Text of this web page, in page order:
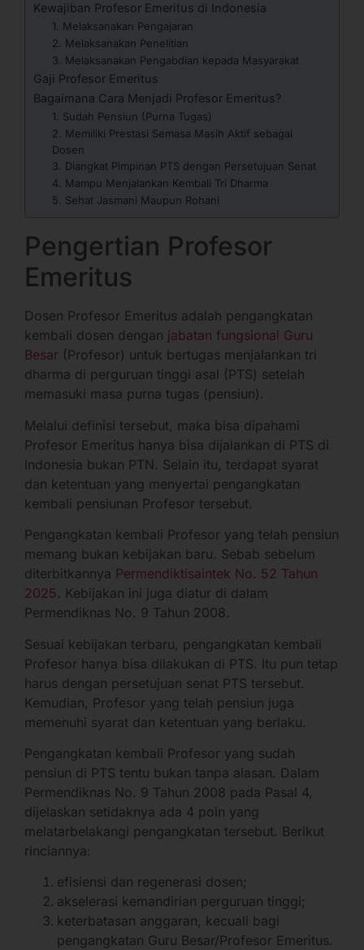
Kewajiban Profesor Emeritus di Indonesia
1. Melaksanakan Pengajaran
2. Melaksanakan Penelitian
3. Melaksanakan Pengabdian kepada Masyarakat
Gaji Profesor Emeritus
Bagaimana Cara Menjadi Profesor Emeritus?
1. Sudah Pensiun (Purna Tugas)
2. Memiliki Prestasi Semasa Masih Aktif sebagai
Dosen
3. Diangkat Pimpinan PTS dengan Persetujuan Senat
4. Mampu Menjalankan Kembali Tri Dharma
5. Sehat Jasmani Maupun Rohani
Pengertian Profesor
Emeritus
Dosen Profesor Emeritus adalah pengangkatan
kembali dosen dengan jabatan fungsional Guru
Besar (Profesor) untuk bertugas menjalankan tri
dharma di perguruan tinggi asal (PTS) setelah
memasuki masa purna tugas (pensiun).
Melalui definisi tersebut, maka bisa dipahami
Profesor Emeritus hanya bisa dijalankan di PTS di
Indonesia bukan PTN. Selain itu, terdapat syarat
dan ketentuan yang menyertai pengangkatan
kembali pensiunan Profesor tersebut.
Pengangkatan kembali Profesor yang telah pensiun
memang bukan kebijakan baru. Sebab sebelum
diterbitkannya Permendiktisaintek No. 52 Tahun
2025 . Kebijakan ini juga diatur di dalam
Permendiknas No. 9 Tahun 2008.
Sesuai kebijakan terbaru, pengangkatan kembali
Profesor hanya bisa dilakukan di PTS. Itu pun tetap
harus dengan persetujuan senat PTS tersebut.
Kemudian, Profesor yang telah pensiun juga
memenuhi syarat dan ketentuan yang berlaku.
Pengangkatan kembali Profesor yang sudah
pensiun di PTS tentu bukan tanpa alasan. Dalam
Permendiknas No. 9 Tahun 2008 pada Pasal 4,
dijelaskan setidaknya ada 4 poin yang
melatarbelakangi pengangkatan tersebut. Berikut
rinciannya:
efisiensi dan regenerasi dosen;
akselerasi kemandirian perguruan tinggi;
keterbatasan anggaran, kecuali bagi
pengangkatan Guru Besar/Profesor Emeritus.